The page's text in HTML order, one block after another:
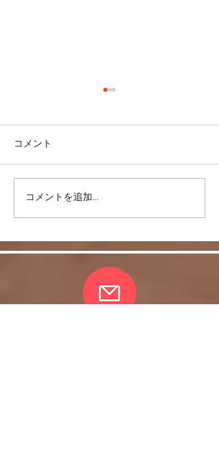
ヒラソル銀座からのお知
らせ/3/13以降の件
コメント
コメントを追加…